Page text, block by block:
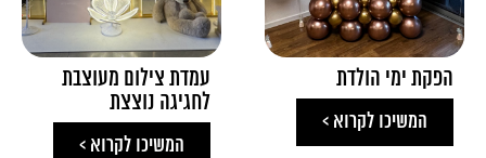
הפקת ימי הולדת
המשיכו לקרוא >
עמדת צילום מעוצבת
לחגיגה נוצצת
המשיכו לקרוא >